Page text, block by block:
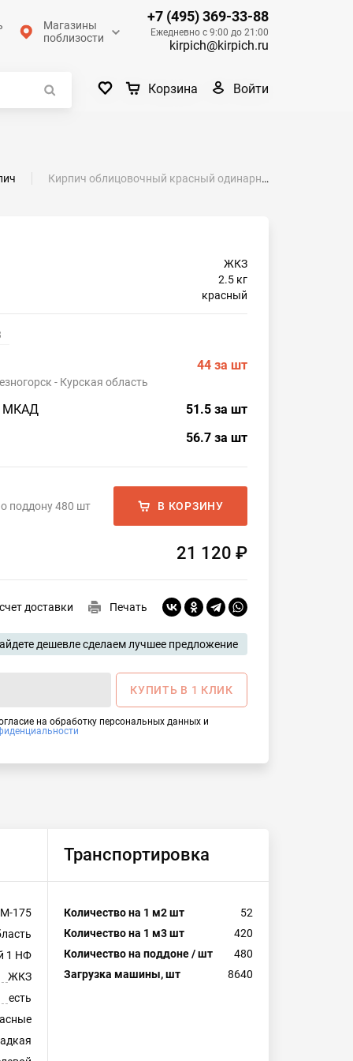
Магазины
поблизости
+7 (495) 369-33-88
Ежедневно с 9:00 до 21:00
kirpich@kirpich.ru
Корзина Войти
Кирпич облицовочный красный одинарный КФ-1 гладкий ЖКЗ
ЖКЗ
2.5 кг
красный
44 за шт
- Курская область
МКАД 51.5 за шт
56.7 за шт
поддону 480 шт В КОРЗИНУ
21 120 ₽
доставки Печать
дешевле сделаем лучшее предложение
КУПИТЬ В 1 КЛИК
на обработку персональных данных и
М-175
1 НФ
ЖКЗ
есть
Транспортировка
Количество на 1 м2 шт
52
Количество на 1 м3 шт
420
Количество на поддоне / шт
480
Загрузка машины, шт
8640